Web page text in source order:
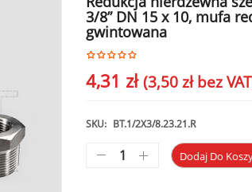
3/8” DN 15 x 10, mufa
gwintowana
4,31 zł (3,50 złbez
SKU: BT.1/2X3/8.23.21.R
Dodaj Do